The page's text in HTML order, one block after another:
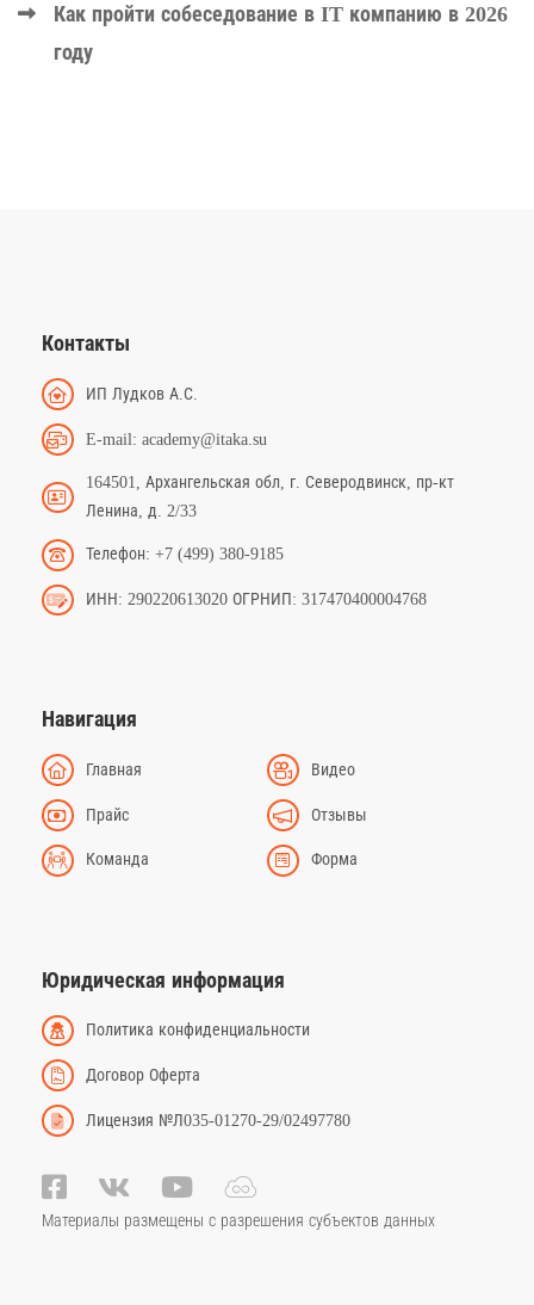
Как пройти собеседование в IT компанию в 2026
году
Контакты
ИП Лудков А.С.
E-mail: academy@itaka.su
164501, Архангельская обл, г. Северодвинск, пр-кт
Ленина, д. 2/33
Телефон: +7 (499) 380-9185
ИНН: 290220613020 ОГРНИП: 317470400004768
Навигация
Главная Видео
Прайс Отзывы
Команда Форма
Юридическая информация
Политика конфиденциальности
Договор Оферта
Лицензия №Л035-01270-29/02497780
Материалы размещены с разрешения субъектов данных